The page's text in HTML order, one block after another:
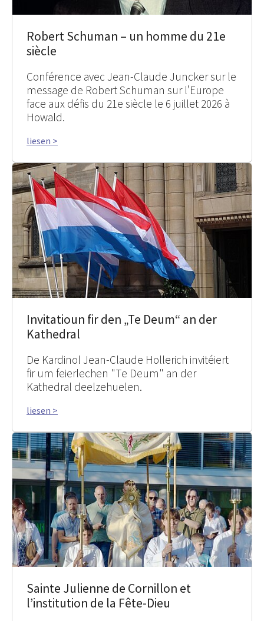
Robert Schuman – un homme du 21e
siècle
Conférence avec Jean-Claude Juncker sur le
message de Robert Schuman sur l’Europe
face aux défis du 21e siècle le 6 juillet 2026 à
Howald.
liesen >
Invitatioun fir den „Te Deum“ an der
Kathedral
De Kardinol Jean-Claude Hollerich invitéiert
fir um feierlechen "Te Deum" an der
Kathedral deelzehuelen.
liesen >
Sainte Julienne de Cornillon et
l’institution de la Fête-Dieu